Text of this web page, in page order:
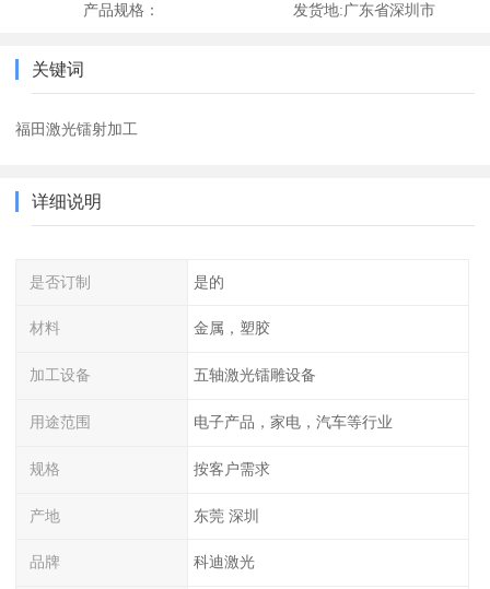
产品规格： 发货地:广东省深圳市
关键词
福田激光镭射加工
详细说明
是否订制 是的
材料 金属，塑胶
加工设备 五轴激光镭雕设备
用途范围 电子产品，家电，汽车等行业
规格 按客户需求
产地 东莞 深圳
品牌 科迪激光